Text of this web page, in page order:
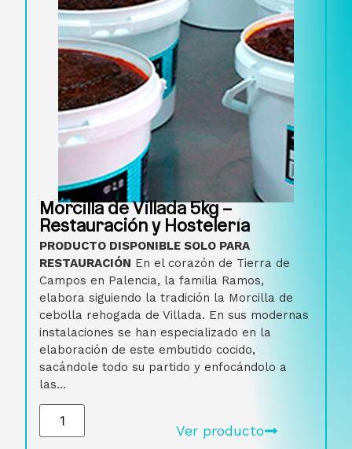
Morcilla de Villada 5kg –
Restauración y Hostelería
PRODUCTO DISPONIBLE SOLO PARA
RESTAURACIÓN En el corazón de Tierra de
Campos en Palencia, la familia Ramos,
elabora siguiendo la tradición la Morcilla de
cebolla rehogada de Villada. En sus modernas
instalaciones se han especializado en la
elaboración de este embutido cocido,
sacándole todo su partido y enfocándolo a
las...
Ver producto